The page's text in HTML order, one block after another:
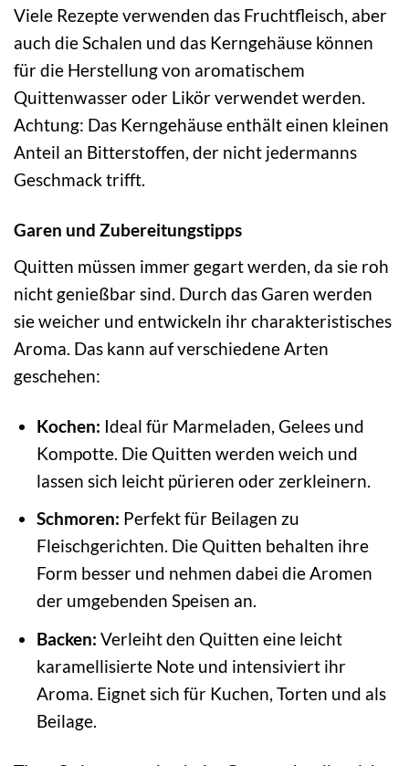
Viele Rezepte verwenden das Fruchtfleisch, aber
auch die Schalen und das Kerngehäuse können
für die Herstellung von aromatischem
Quittenwasser oder Likör verwendet werden.
Achtung: Das Kerngehäuse enthält einen kleinen
Anteil an Bitterstoffen, der nicht jedermanns
Geschmack trifft.
Garen und Zubereitungstipps
Quitten müssen immer gegart werden, da sie roh
nicht genießbar sind. Durch das Garen werden
sie weicher und entwickeln ihr charakteristisches
Aroma. Das kann auf verschiedene Arten
geschehen:
Kochen: Ideal für Marmeladen, Gelees und
Kompotte. Die Quitten werden weich und
lassen sich leicht pürieren oder zerkleinern.
Schmoren: Perfekt für Beilagen zu
Fleischgerichten. Die Quitten behalten ihre
Form besser und nehmen dabei die Aromen
der umgebenden Speisen an.
Backen: Verleiht den Quitten eine leicht
karamellisierte Note und intensiviert ihr
Aroma. Eignet sich für Kuchen, Torten und als
Beilage.